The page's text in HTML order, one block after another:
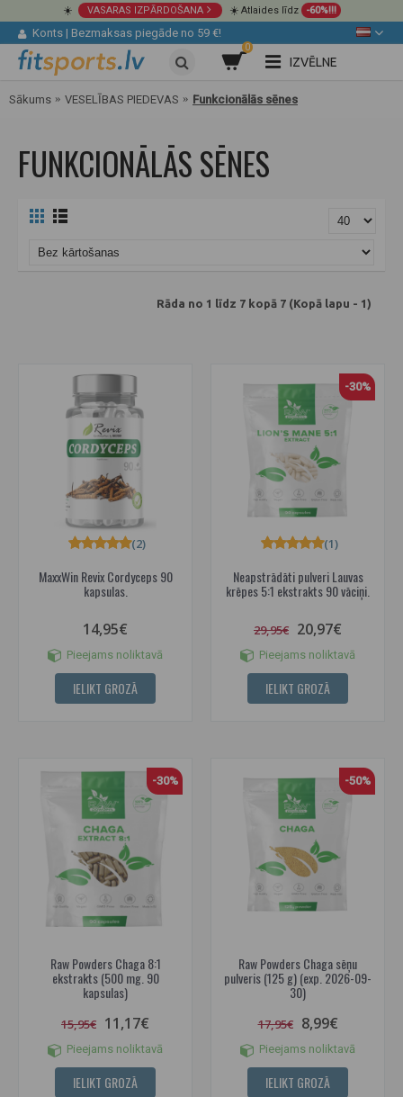
☀️ VASARAS IZPĀRDOŠANA ☀️ Atlaides līdz -60%!!!
Konts | Bezmaksas piegāde no 59 €!
0
IZVĒLNE
Sākums VESELĪBAS PIEDEVAS Funkcionālās sēnes
FUNKCIONĀLĀS SĒNES
Rāda no 1 līdz 7 kopā 7 (Kopā lapu - 1)
MaxxWin Revix Cordyceps 90
kapsulas.
(2)
14,95€
Pieejams noliktavā
IELIKT GROZĀ
-30%
Neapstrādāti pulveri Lauvas
krēpes 5:1 ekstrakts 90 vāciņi.
(1)
29,95€ 20,97€
Pieejams noliktavā
IELIKT GROZĀ
-30%
Raw Powders Chaga 8:1
ekstrakts (500 mg. 90
kapsulas)
15,95€ 11,17€
Pieejams noliktavā
IELIKT GROZĀ
-50%
Raw Powders Chaga sēņu
pulveris (125 g) (exp. 2026-09-
30)
17,95€ 8,99€
Pieejams noliktavā
IELIKT GROZĀ